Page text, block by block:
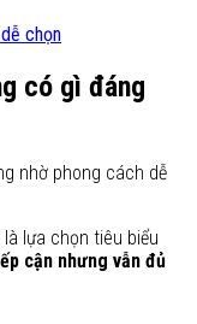
có gì đáng
nhờ phong cách dễ
lựa chọn tiêu biểu
cận nhưng vẫn đủ